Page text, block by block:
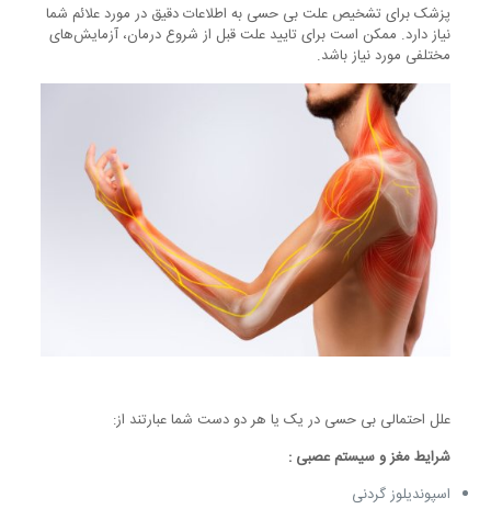
پزشک برای تشخیص علت بی حسی به اطلاعات دقیق در مورد علائم شما
نیاز دارد. ممکن است برای تایید علت قبل از شروع درمان، آزمایش‌های
مختلفی مورد نیاز باشد.
علل احتمالی بی حسی در یک یا هر دو دست شما عبارتند از:
شرایط مغز و سیستم عصبی :
اسپوندیلوز گردنی